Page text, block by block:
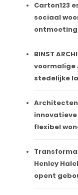
Carton123
sociaal
BINST
voormalige
stedelijke
innovatieve
flexibel
Henley
opent